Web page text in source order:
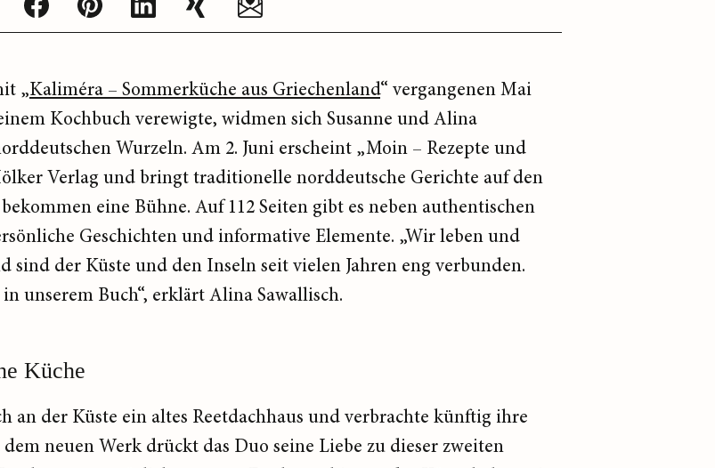
„Kaliméra – Sommerküche aus Griechenland“ vergangenen Mai
Kochbuch verewigte, widmen sich Susanne und Alina
Wurzeln. Am 2. Juni erscheint „Moin – Rezepte und
Verlag und bringt traditionelle norddeutsche Gerichte auf den
eine Bühne. Auf 112 Seiten gibt es neben authentischen
Geschichten und informative Elemente. „Wir leben und
der Küste und den Inseln seit vielen Jahren eng verbunden.
unserem Buch“, erklärt Alina Sawallisch.
Küche
an der Küste ein altes Reetdachhaus und verbrachte künftig ihre
neuen Werk drückt das Duo seine Liebe zu dieser zweiten